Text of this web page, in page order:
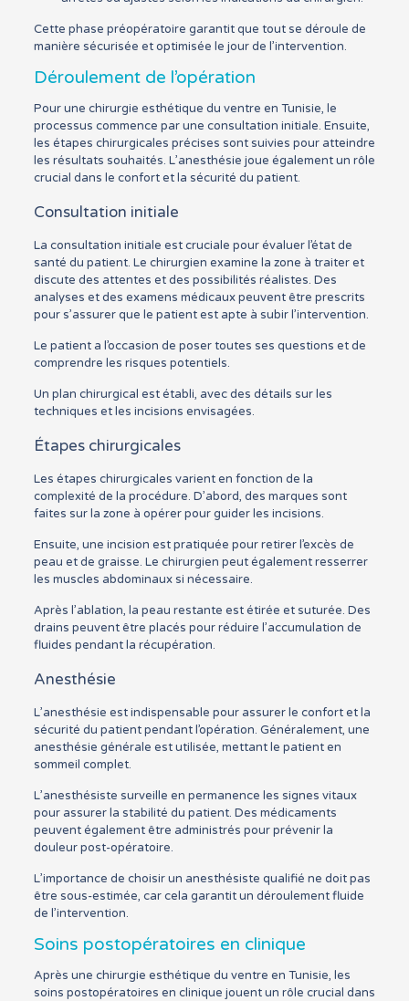
Cette phase préopératoire garantit que tout se déroule de
manière sécurisée et optimisée le jour de l’intervention.
Déroulement de l’opération
Pour une chirurgie esthétique du ventre en Tunisie, le
processus commence par une consultation initiale. Ensuite,
les étapes chirurgicales précises sont suivies pour atteindre
les résultats souhaités. L’anesthésie joue également un rôle
crucial dans le confort et la sécurité du patient.
Consultation initiale
La consultation initiale est cruciale pour évaluer l’état de
santé du patient. Le chirurgien examine la zone à traiter et
discute des attentes et des possibilités réalistes. Des
analyses et des examens médicaux peuvent être prescrits
pour s’assurer que le patient est apte à subir l’intervention.
Le patient a l’occasion de poser toutes ses questions et de
comprendre les risques potentiels.
Un plan chirurgical est établi, avec des détails sur les
techniques et les incisions envisagées.
Étapes chirurgicales
Les étapes chirurgicales varient en fonction de la
complexité de la procédure. D’abord, des marques sont
faites sur la zone à opérer pour guider les incisions.
Ensuite, une incision est pratiquée pour retirer l’excès de
peau et de graisse. Le chirurgien peut également resserrer
les muscles abdominaux si nécessaire.
Après l’ablation, la peau restante est étirée et suturée. Des
drains peuvent être placés pour réduire l’accumulation de
fluides pendant la récupération.
Anesthésie
L’anesthésie est indispensable pour assurer le confort et la
sécurité du patient pendant l’opération. Généralement, une
anesthésie générale est utilisée, mettant le patient en
sommeil complet.
L’anesthésiste surveille en permanence les signes vitaux
pour assurer la stabilité du patient. Des médicaments
peuvent également être administrés pour prévenir la
douleur post-opératoire.
L’importance de choisir un anesthésiste qualifié ne doit pas
être sous-estimée, car cela garantit un déroulement fluide
de l’intervention.
Soins postopératoires en clinique
Après une chirurgie esthétique du ventre en Tunisie, les
soins postopératoires en clinique jouent un rôle crucial dans